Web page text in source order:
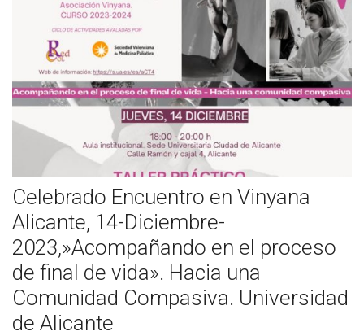
Celebrado Encuentro en Vinyana
Alicante, 14-Diciembre-
2023,»Acompañando en el proceso
de final de vida». Hacia una
Comunidad Compasiva. Universidad
de Alicante